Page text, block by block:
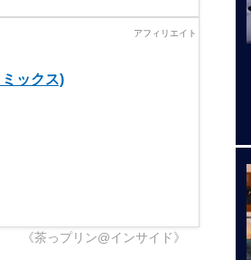
ックス)
《茶っプリン@インサイド》